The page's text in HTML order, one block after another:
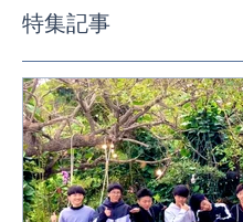
特集記事